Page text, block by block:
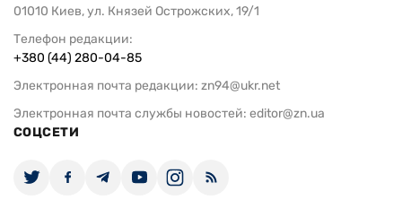
01010 Киев, ул. Князей Острожских, 19/1
Телефон редакции:
+380 (44) 280-04-85
Электронная почта редакции: zn94@ukr.net
Электронная почта службы новостей: editor@zn.ua
СОЦСЕТИ